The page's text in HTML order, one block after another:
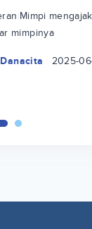
mimpinya
2025-